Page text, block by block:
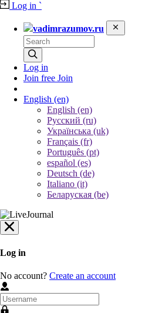
Log in `
vadimrazumov.ru
Log in
Join free Join
English (en)
English (en)
Русский (ru)
Українська (uk)
Français (fr)
Português (pt)
español (es)
Deutsch (de)
Italiano (it)
Беларуская (be)
Log in
No account? Create an account